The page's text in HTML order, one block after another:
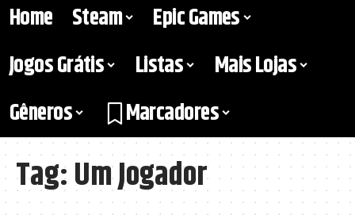
Home Steam
Epic Games
Jogos Grátis
Listas
Mais Lojas
Gêneros
Marcadores
Tag:Um Jogador